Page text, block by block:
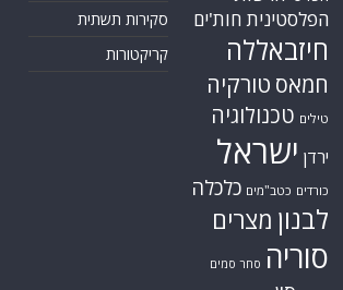
הפלסטינית חות'ים
חיזבאללה
חמאס טורקיה
טילים טכנולוגיה
ירדן ישראל
כורדים כטב"מים כלכלה
לבנון מצרים
סוריה סחר סמים
סקירות תשתית
קריקטורות